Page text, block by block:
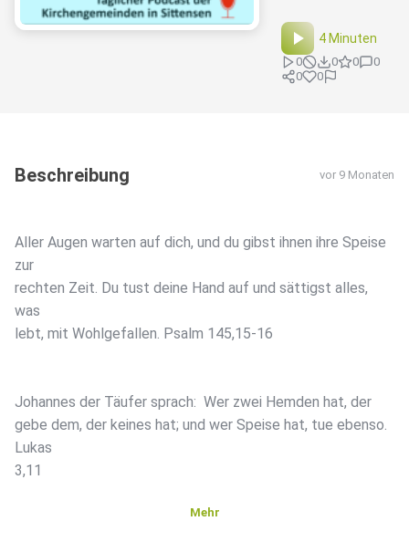
4 Minuten
0 0 0
0
0
0
Beschreibung vor 9 Monaten
Aller Augen warten auf dich, und du gibst ihnen ihre Speise
zur
rechten Zeit. Du tust deine Hand auf und sättigst alles,
was
lebt, mit Wohlgefallen. Psalm 145,15-16
Johannes der Täufer sprach: Wer zwei Hemden hat, der
gebe dem, der keines hat; und wer Speise hat, tue ebenso.
Lukas
3,11
Mehr